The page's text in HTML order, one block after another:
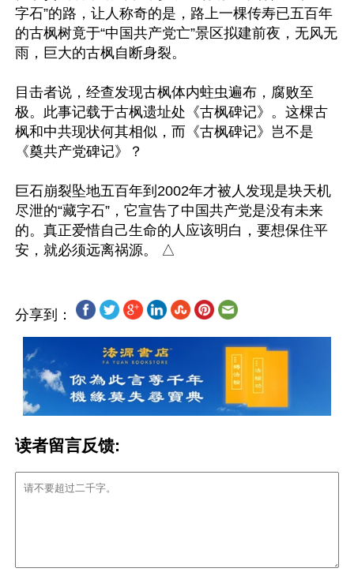
字石”的路，让人称奇的是，路上一棵传寿已五百年
的古枫树竟于“中国共产党亡”景区拟建前夜，无风无
雨，巨大的古枫自断身裂。
目击者说，经查发现古枫体内蛀虫遍布，腐败至
极。此事记载于古枫遗址处《古枫碑记》。这棵古
枫和中共现状何其相似，而《古枫碑记》岂不是
《奠共产党碑记》？
巨石崩裂坠地五百年到2002年才被人发现是块天机
尽泄的“藏字石”，它宣告了中国共产党是没有未来
的。真正爱惜自己生命的人应该明白，要想保住平
分享到：
读者留言反馈: